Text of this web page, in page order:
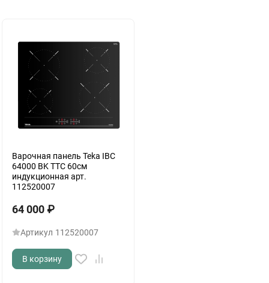
Варочная панель Teka IBC
64000 BK TTC 60см
индукционная арт.
112520007
64 000 ₽
Артикул 112520007
В корзину